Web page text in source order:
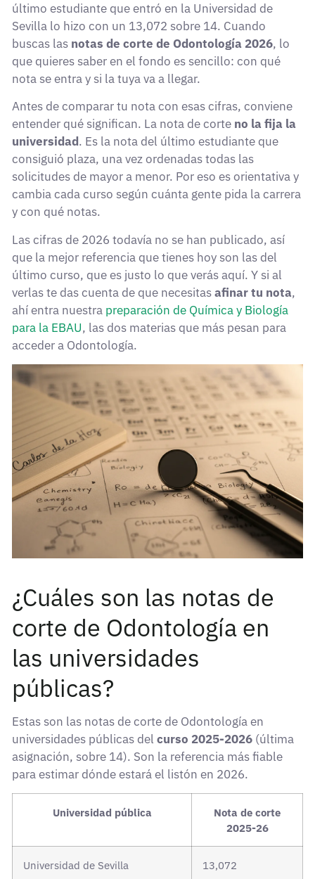
último estudiante que entró en la Universidad de
Sevilla lo hizo con un 13,072 sobre 14. Cuando
buscas las notas de corte de Odontología 2026, lo
que quieres saber en el fondo es sencillo: con qué
nota se entra y si la tuya va a llegar.
Antes de comparar tu nota con esas cifras, conviene
entender qué significan. La nota de corte no la fija la
universidad. Es la nota del último estudiante que
consiguió plaza, una vez ordenadas todas las
solicitudes de mayor a menor. Por eso es orientativa y
cambia cada curso según cuánta gente pida la carrera
y con qué notas.
Las cifras de 2026 todavía no se han publicado, así
que la mejor referencia que tienes hoy son las del
último curso, que es justo lo que verás aquí. Y si al
verlas te das cuenta de que necesitasafinar tu nota,
ahí entra nuestra preparación de Química y Biología
para la EBAU, las dos materias que más pesan para
acceder a Odontología.
¿Cuáles son las notas de
corte de Odontología en
las universidades
públicas?
Estas son las notas de corte de Odontología en
universidades públicas del curso 2025-2026 (última
asignación, sobre 14). Son la referencia más fiable
para estimar dónde estará el listón en 2026.
Universidad pública
Nota de corte
2025-26
Universidad de Sevilla 13,072